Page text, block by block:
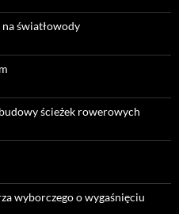
światłowody
ścieżek rowerowych
wyborczego o wygaśnięciu